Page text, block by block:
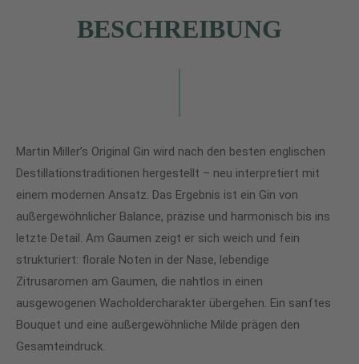
BESCHREIBUNG
Martin Miller’s Original Gin wird nach den besten englischen
Destillationstraditionen hergestellt – neu interpretiert mit
einem modernen Ansatz. Das Ergebnis ist ein Gin von
außergewöhnlicher Balance, präzise und harmonisch bis ins
letzte Detail. Am Gaumen zeigt er sich weich und fein
strukturiert: florale Noten in der Nase, lebendige
Zitrusaromen am Gaumen, die nahtlos in einen
ausgewogenen Wacholdercharakter übergehen. Ein sanftes
Bouquet und eine außergewöhnliche Milde prägen den
Gesamteindruck.